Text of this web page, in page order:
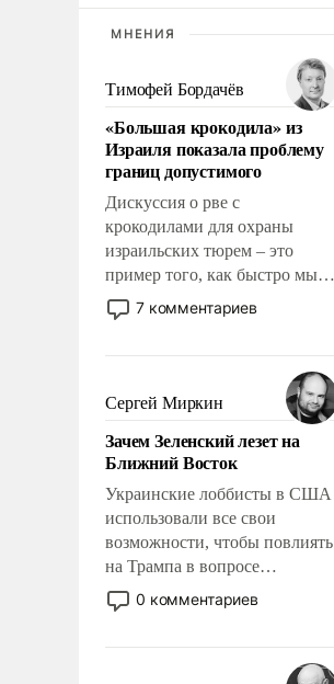
МНЕНИЯ
Тимофей Бордачёв
«Большая крокодила» из
Израиля показала проблему
границ допустимого
Дискуссия о рве с
крокодилами для охраны
израильских тюрем – это
пример того, как быстро мы
двигаемся по пути
революционных изменений.
псевдонаучной фантастики,
стало всерьез обсуждаемой
идеей.
7 комментариев
Сергей Миркин
Зачем Зеленский лезет на
Ближний Восток
Украинские лоббисты в США
использовали все свои
возможности, чтобы повлиять
на Трампа в вопросе
предоставления вооружений
своим нанимателям. Вероятно,
консультирует Киев, пришла в
0 комментариев